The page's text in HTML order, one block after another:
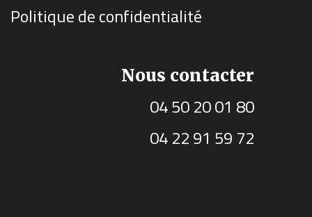
Politique de confidentialité
Nous contacter
04 50 20 01 80
04 22 91 59 72